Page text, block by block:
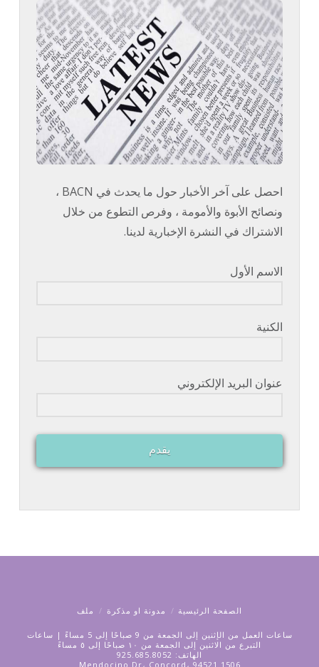
احصل على آخر الأخبار حول ما يحدث في BACN ،
ونصائح الأبوة والأمومة ، وفرص التطوع من خلال
الاشتراك في النشرة الإخبارية لدينا.
الاسم الأول
الكنية
عنوان البريد الإلكتروني
يقدم
الصفحة الرئيسية مدونة او مذكرة ملف
ساعات العمل من الإثنين إلى الجمعة من 9 صباحًا إلى 5 مساءً | ساعات
التبرع من الاثنين إلى الجمعة من ١٠ صباحًا إلى ٥ مساءً
الهاتف: 925.685.8052
1506 Mendocino Dr، Concord، 94521